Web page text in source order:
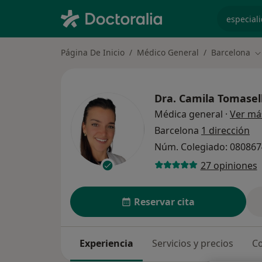
Página De Inicio Médico General Barcelona
Dra. Camila
Médica general · Ver
Barcelona 1 dirección
Núm. Colegiado:
27 opiniones
Reservar cita
Experiencia Servicios y precios